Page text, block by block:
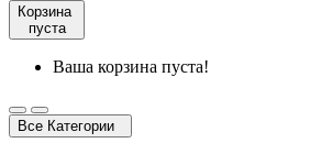
Корзина
пуста
Ваша корзина пуста!
Все Категории